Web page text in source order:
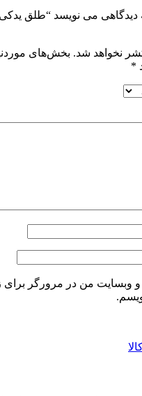
دیدگاهی می نویسد “طلق
نخواهد شد. بخش‌های
*
و وبسایت من در مرورگر برای